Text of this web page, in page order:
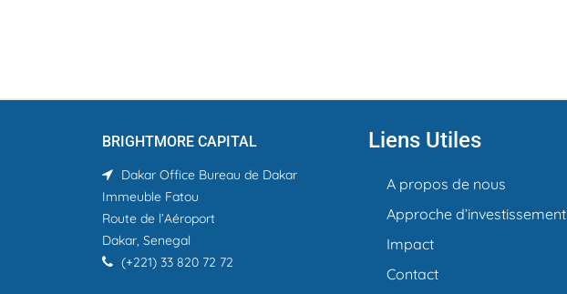
BRIGHTMORE CAPITAL
Dakar Office Bureau de Dakar
Immeuble Fatou
Route de l’Aéroport
Dakar, Senegal
(+221) 33 820 72 72
Liens Utiles
A propos de nous
Approche d’investissement
Impact
Contact